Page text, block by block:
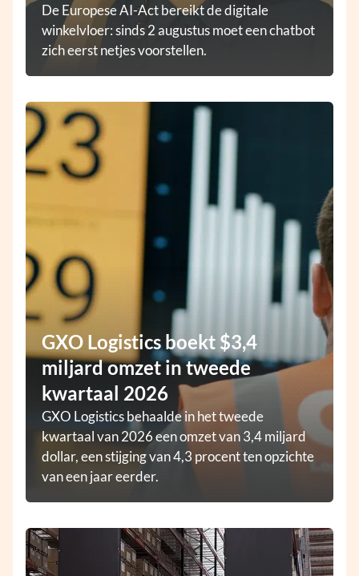
De Europese AI-Act bereikt de digitale
winkelvloer: sinds 2 augustus moet een chatbot
zich eerst netjes voorstellen.
GXO Logistics boekt $3,4
miljard omzet in tweede
kwartaal 2026
GXO Logistics behaalde in het tweede
kwartaal van 2026 een omzet van 3,4 miljard
dollar, een stijging van 4,3 procent ten opzichte
van een jaar eerder.